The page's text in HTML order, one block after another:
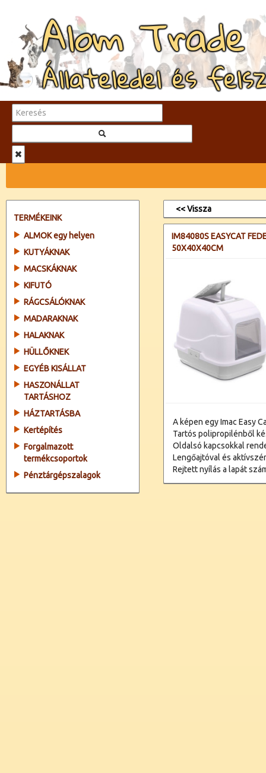
Alom Trade
Állateledel és
TERMÉKEINK
ALMOK egy helyen
KUTYÁKNAK
MACSKÁKNAK
KIFUTÓ
RÁGCSÁLÓKNAK
MADARAKNAK
HALAKNAK
HÜLLŐKNEK
EGYÉB KISÁLLAT
HASZONÁLLAT
TARTÁSHOZ
HÁZTARTÁSBA
Kertépítés
Forgalmazott
termékcsoportok
Pénztárgépszalagok
<< Vissza
IM84080S EASYCAT
50X40X40CM
A képen egy Imac Easy
Tartós polipropilénből
Oldalsó kapcsokkal
Lengőajtóval és
Rejtett nyílás a lapát